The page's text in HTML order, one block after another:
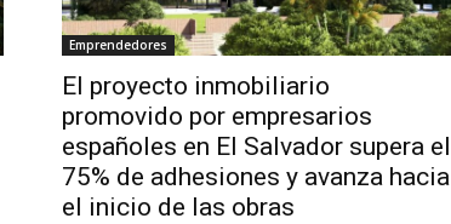
Emprendedores
El proyecto inmobiliario
promovido por empresarios
españoles en El Salvador supera el
75% de adhesiones y avanza hacia
el inicio de las obras